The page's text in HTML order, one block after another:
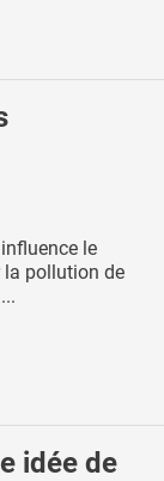
le
la pollution de
idée de